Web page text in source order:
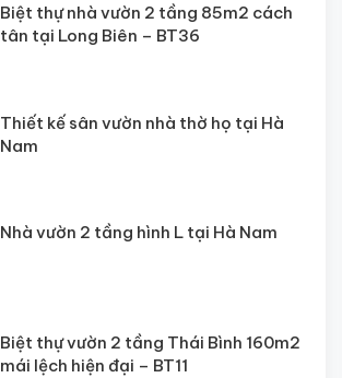
Biệt thự nhà vườn 2 tầng 85m2 cách
tân tại Long Biên – BT36
Thiết kế sân vườn nhà thờ họ tại Hà
Nam
Nhà vườn 2 tầng hình L tại Hà Nam
Biệt thự vườn 2 tầng Thái Bình 160m2
mái lệch hiện đại – BT11